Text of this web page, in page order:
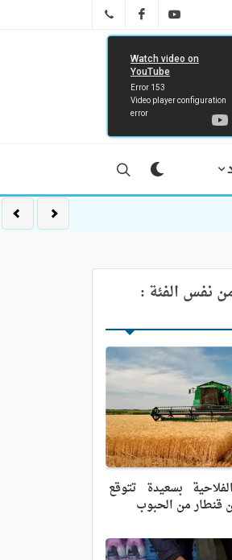
YT
FB
نفس الفئة :
بسعيدة تتوقع